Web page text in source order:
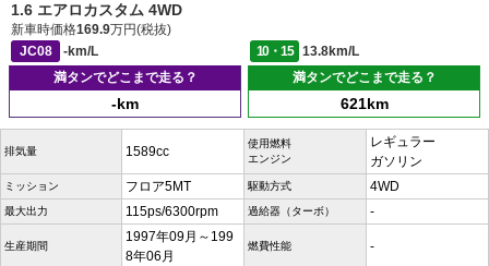
1.6 エアロカスタム 4WD
新車時価格169.9万円(税抜)
JC08
-km/L 10・15
13.8km/L
満タンでどこまで走る？
-km
満タンでどこまで走る？
621km
排気量 1589cc
使用燃料
エンジン
レギュラー
ガソリン
ミッション フロア5MT 駆動方式 4WD
最大出力 115ps/6300rpm 過給器（ターボ） -
生産期間
1997年09月～199
8年06月
燃費性能 -